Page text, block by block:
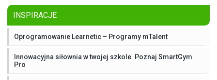
INSPIRACJE
Oprogramowanie Learnetic – Programy mTalent
Innowacyjna siłownia w twojej szkole. Poznaj SmartGym
Pro